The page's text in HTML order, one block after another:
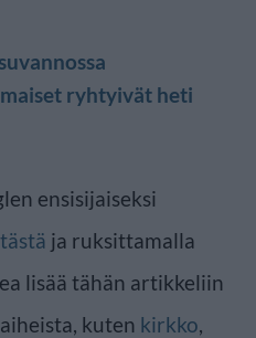
ryhtyivät heti
ensisijaiseksi
ja ruksittamalla
lisää tähän artikkeliin
kuten kirkko,